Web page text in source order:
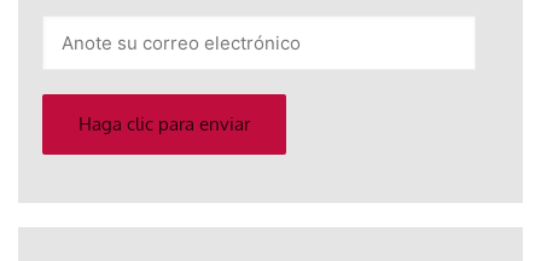
electrónico
Haga clic para enviar